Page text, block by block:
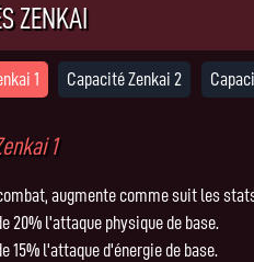
ZENKAI
1 Capacité Zenkai 2
1
augmente comme suit les
20% l'attaque physique de base.
15% l'attaque d'énergie de base.